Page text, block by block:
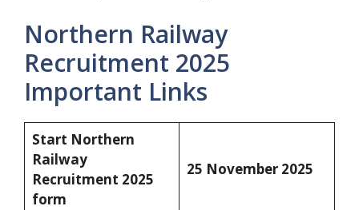
Northern Railway
Recruitment 2025
Important Links
Start Northern
Railway
Recruitment 2025
form
25 November 2025